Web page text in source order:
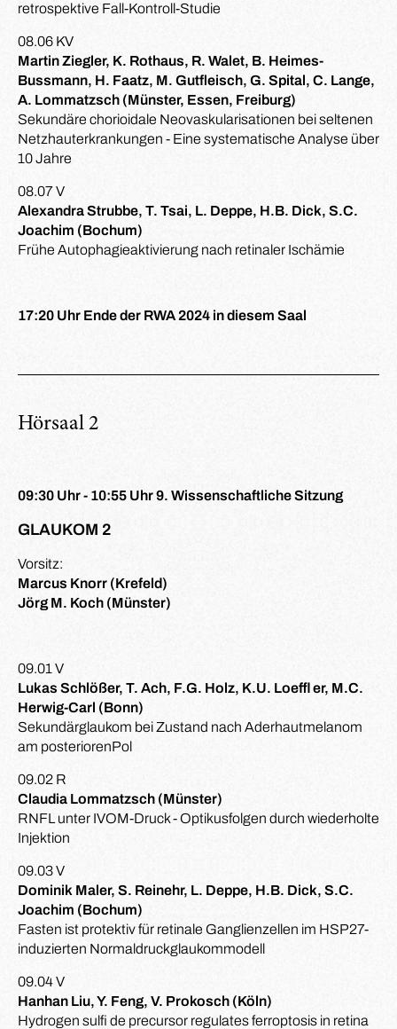
retrospektive Fall-Kontroll-Studie
08.06 KV
Martin Ziegler, K. Rothaus, R. Walet, B. Heimes-
Bussmann, H. Faatz, M. Gutfleisch, G. Spital, C. Lange,
A. Lommatzsch (Münster, Essen, Freiburg)
Sekundäre chorioidale Neovaskularisationen bei seltenen
Netzhauterkrankungen - Eine systematische Analyse über
10 Jahre
08.07 V
Alexandra Strubbe, T. Tsai, L. Deppe, H.B. Dick, S.C.
Joachim (Bochum)
Frühe Autophagieaktivierung nach retinaler Ischämie
17:20 Uhr Ende der RWA 2024 in diesem Saal
Hörsaal 2
09:30 Uhr - 10:55 Uhr 9. Wissenschaftliche Sitzung
GLAUKOM 2
Vorsitz:
Marcus Knorr (Krefeld)
Jörg M. Koch (Münster)
09.01 V
Lukas Schlößer, T. Ach, F.G. Holz, K.U. Loeffl er, M.C.
Herwig-Carl (Bonn)
Sekundärglaukom bei Zustand nach Aderhautmelanom
am posteriorenPol
09.02 R
Claudia Lommatzsch (Münster)
RNFL unter IVOM-Druck - Optikusfolgen durch wiederholte
Injektion
09.03 V
Dominik Maler, S. Reinehr, L. Deppe, H.B. Dick, S.C.
Joachim (Bochum)
Fasten ist protektiv für retinale Ganglienzellen im HSP27-
induzierten Normaldruckglaukommodell
09.04 V
Hanhan Liu, Y. Feng, V. Prokosch (Köln)
Hydrogen sulfi de precursor regulates ferroptosis in retina